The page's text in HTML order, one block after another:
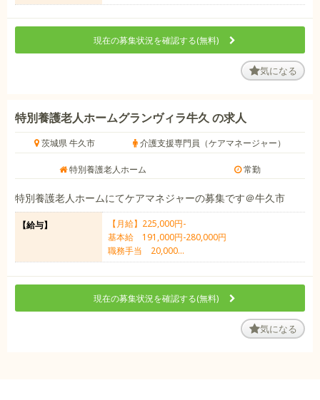
現在の募集状況を確認する(無料)
気になる
特別養護老人ホームグランヴィラ牛久 の求人
茨城県 牛久市 介護支援専門員（ケアマネージャー）
特別養護老人ホーム 常勤
特別養護老人ホームにてケアマネジャーの募集です＠牛久市
【給与】
【月給】225,000円-
基本給 191,000円-280,000円
職務手当 20,000...
現在の募集状況を確認する(無料)
気になる